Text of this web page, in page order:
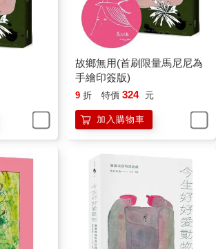
故鄉無用(首刷限量馬尼尼為
手繪印簽版)
9 折 特價 324 元
加入購物車